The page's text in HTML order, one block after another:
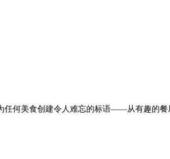
任何美食创建令人难忘的标语——从有趣的餐